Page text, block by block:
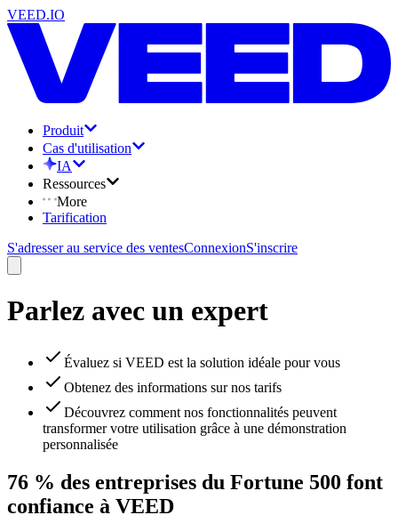
VEED.IO
Produit
Cas d'utilisation
IA
Ressources
More
Tarification
S'adresser au service des ventesConnexionS'inscrire
Parlez avec un expert
Évaluez si VEED est la solution idéale pour vous
Obtenez des informations sur nos tarifs
Découvrez comment nos fonctionnalités peuvent
transformer votre utilisation grâce à une démonstration
personnalisée
76 % des entreprises du Fortune 500 font
confiance à VEED